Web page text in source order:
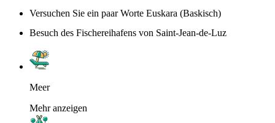
Versuchen Sie ein paar Worte Euskara (Baskisch)
Besuch des Fischereihafens von Saint-Jean-de-Luz
Meer
Mehr anzeigen